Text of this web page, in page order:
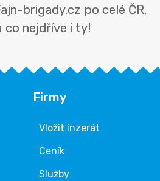
brigady.cz po celé ČR.
co nejdříve i ty!
Firmy
Vložit inzerát
Ceník
Služby